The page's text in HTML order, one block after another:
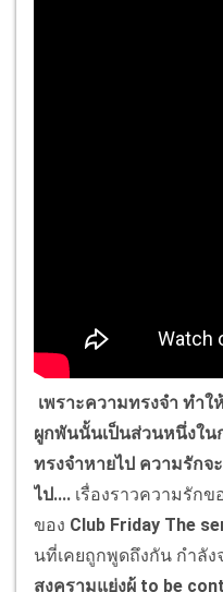
เพราะความทรงจำ ทำ
ผูกพันนั้นเป็นส่วนหนึ่งใน
ทรงจำหายไป ความรัก
ไป.... เรื่องราวความรักข
ของ Club Friday The
นที่เคยถูกพูดถึงกัน กำลั
สงครามแย่งผู้ to be